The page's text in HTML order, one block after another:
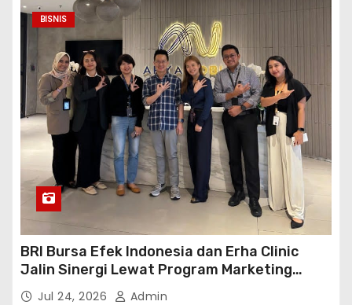
BISNIS
BRI Bursa Efek Indonesia dan Erha Clinic
Jalin Sinergi Lewat Program Marketing
Kolaborasi
Jul 24, 2026 Admin